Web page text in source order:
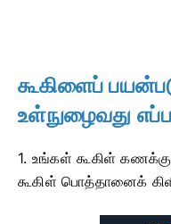
கூகிளைப்
உள்நுழைவது
1. உங்கள் கூகிள்
கூகிள் பொத்தானைக்